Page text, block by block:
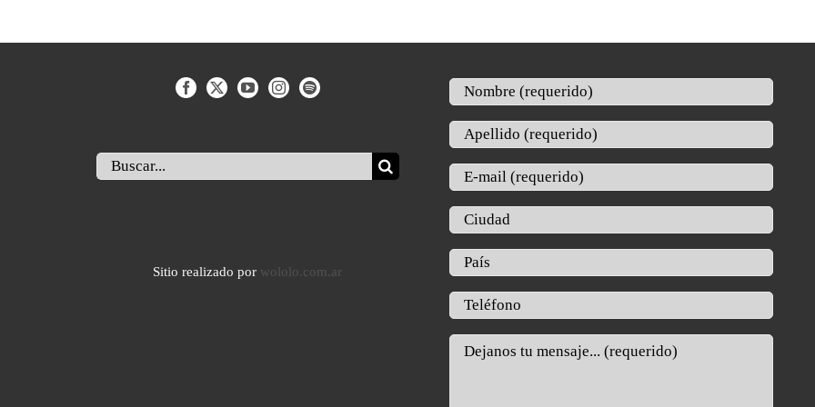
Buscar:
Sitio realizado por wololo.com.ar